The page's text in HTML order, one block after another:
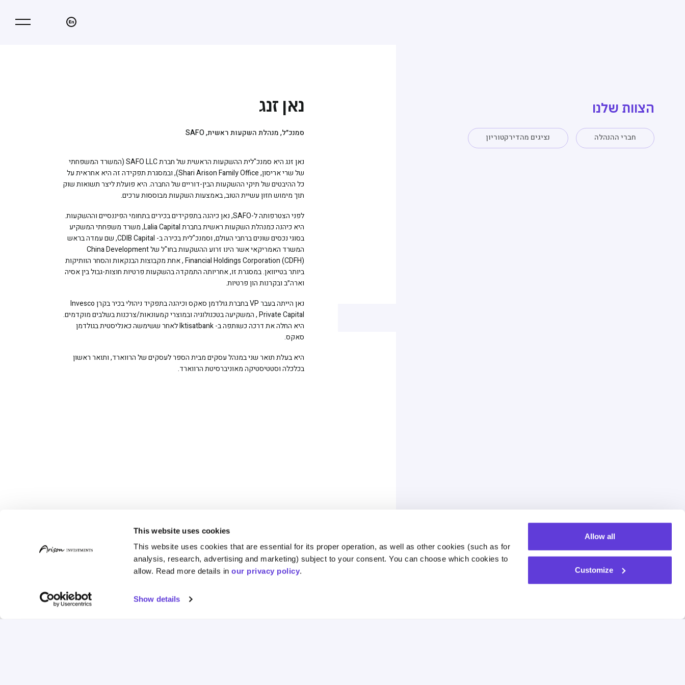
This website uses cookies
This website uses cookies that are essential for its proper operation, as well as other cookies (such as for
analysis, research, advertising and marketing) subject to your consent. You can choose which cookies to
allow. Read more details in our privacy policy.
Show details
Allow all
Customize
to language: English
מצב ניגודיות
הצוות שלנו
חברי ההנהלה נציגים מהדירקטוריון
נאן זנג
סמנכ״ל, מנהלת השקעות ראשית, SAFO
נאן זנג היא סמנכ"לית ההשקעות הראשית של חברת SAFO LLC (המשרד המשפחתי
של שרי אריסון, Shari Arison Family Office), ובמסגרת תפקידה זה היא אחראית על
כל ההיבטים של תיקי ההשקעות הבין-דוריים של החברה. היא פועלת ליצר תשואות שוק
תוך מימוש חזון עשיית הטוב, באמצעות השקעות מבוססות ערכים.
לפני הצטרפותה ל-SAFO, נאן כיהנה בתפקידים בכירים בתחומי הפיננסיים וההשקעות.
היא כיהנה כמנהלת השקעות ראשית בחברת Lalia Capital, משרד משפחתי המשקיע
בסוגי נכסים שונים ברחבי העולם, וסמנכ"לית בכירה ב- CDIB Capital, שם עמדה בראש
המשרד האמריקאי אשר הינו זרוע ההשקעות בחו"ל של China Development
Financial Holdings Corporation (CDFH) , אחת מקבוצות הבנקאות והסחר הוותיקות
ביותר בטייוואן. במסגרת זו, אחריותה התמקדה בהשקעות פרטיות חוצות-גבול בין אסיה
וארה״ב ובקרנות הון פרטיות.
נאן הייתה בעבר VP בחברת גולדמן סאקס וכיהנה בתפקיד ניהולי בכיר בקרן Invesco
Private Capital , המשקיעה בטכנולוגיה ובמוצרי קמעונאות/צרכנות בשלבים מוקדמים.
היא החלה את דרכה כשותפה ב- Iktisatbank לאחר ששימשה כאנליסטית בגולדמן
סאקס.
היא בעלת תואר שני במנהל עסקים מבית הספר לעסקים של הרווארד, ותואר ראשון
בכלכלה וסטטיסטיקה מאוניברסיטת הרווארד.